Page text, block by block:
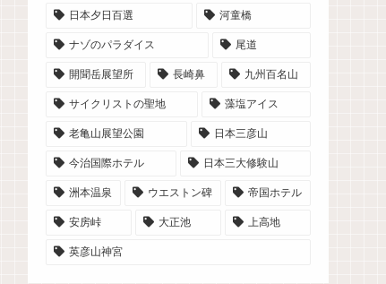
日本夕日百選 河童橋
ナゾのパラダイス 尾道
開聞岳展望所 長崎鼻 九州百名山
サイクリストの聖地 藻塩アイス
老亀山展望公園 日本三彦山
今治国際ホテル 日本三大修験山
洲本温泉 ウエストン碑 帝国ホテル
安房峠 大正池 上高地
英彦山神宮